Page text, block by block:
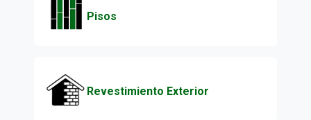
Pisos
Revestimiento Exterior